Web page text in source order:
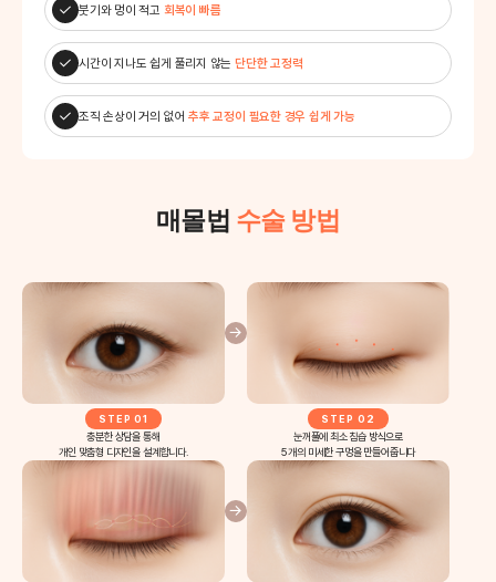
붓기와 멍이 적고 회복이 빠름
시간이 지나도 쉽게 풀리지 않는 단단한 고정력
조직 손상이 거의 없어추후 교정이 필요한 경우 쉽게 가능
매몰법 수술 방법
STEP 01
충분한 상담을 통해
개인 맞춤형 디자인을 설계합니다.
STEP 02
눈꺼풀에 최소 침습 방식으로
5 개의 미세한 구멍을 만들어줍니다